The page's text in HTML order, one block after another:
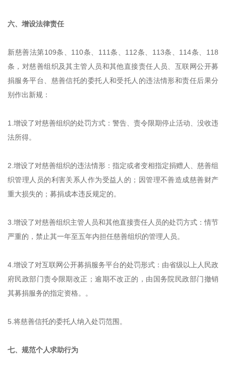
六、增设法律责任
新慈善法第109条、110条、111条、112条、113条、114条、118
条，对慈善组织及其主管人员和其他直接责任人员、互联网公开募
捐服务平台、慈善信托的委托人和受托人的违法情形和责任后果分
别作出新规：
1.增设了对慈善组织的处罚方式：警告、责令限期停止活动、没收违
法所得。
2.增设了对慈善组织的违法情形：指定或者变相指定捐赠人、慈善组
织管理人员的利害关系人作为受益人的；因管理不善造成慈善财产
重大损失的；募捐成本违反规定的。
3.增设了对慈善组织主管人员和其他直接责任人员的处罚方式：情节
严重的，禁止其一年至五年内担任慈善组织的管理人员。
4.增设了对互联网公开募捐服务平台的处罚形式：由省级以上人民政
府民政部门责令限期改正；逾期不改正的，由国务院民政部门撤销
其募捐服务的指定资格。。
5.将慈善信托的委托人纳入处罚范围。
七、规范个人求助行为